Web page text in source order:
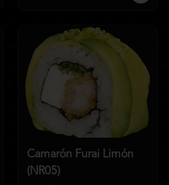
Camarón Furai Limón
(NR05)